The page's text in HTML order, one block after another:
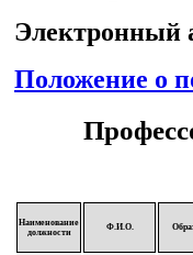
Электронный
Положение о
Наименование
должности
Ф.И.О.